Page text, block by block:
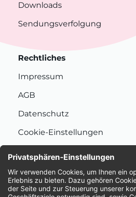
Downloads
Sendungsverfolgung
Rechtliches
Impressum
AGB
Datenschutz
Cookie-Einstellungen
Bewertungen